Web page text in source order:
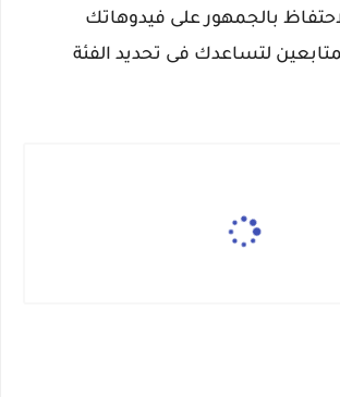
بالجمهور على فيدوهاتك
لتساعدك فى تحديد الفئة